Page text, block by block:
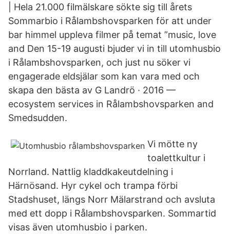
| Hela 21.000 filmälskare sökte sig till årets
Sommarbio i Rålambshovsparken för att under
bar himmel uppleva filmer på temat ”music, love
and Den 15-19 augusti bjuder vi in till utomhusbio
i Rålambshovsparken, och just nu söker vi
engagerade eldsjälar som kan vara med och
skapa den bästa av G Landrö · 2016 —
ecosystem services in Rålambshovsparken and
Smedsudden.
Vi mötte ny
toalettkultur i
Norrland. Nattlig kladdkakeutdelning i
Härnösand. Hyr cykel och trampa förbi
Stadshuset, längs Norr Mälarstrand och avsluta
med ett dopp i Rålambshovsparken. Sommartid
visas även utomhusbio i parken.